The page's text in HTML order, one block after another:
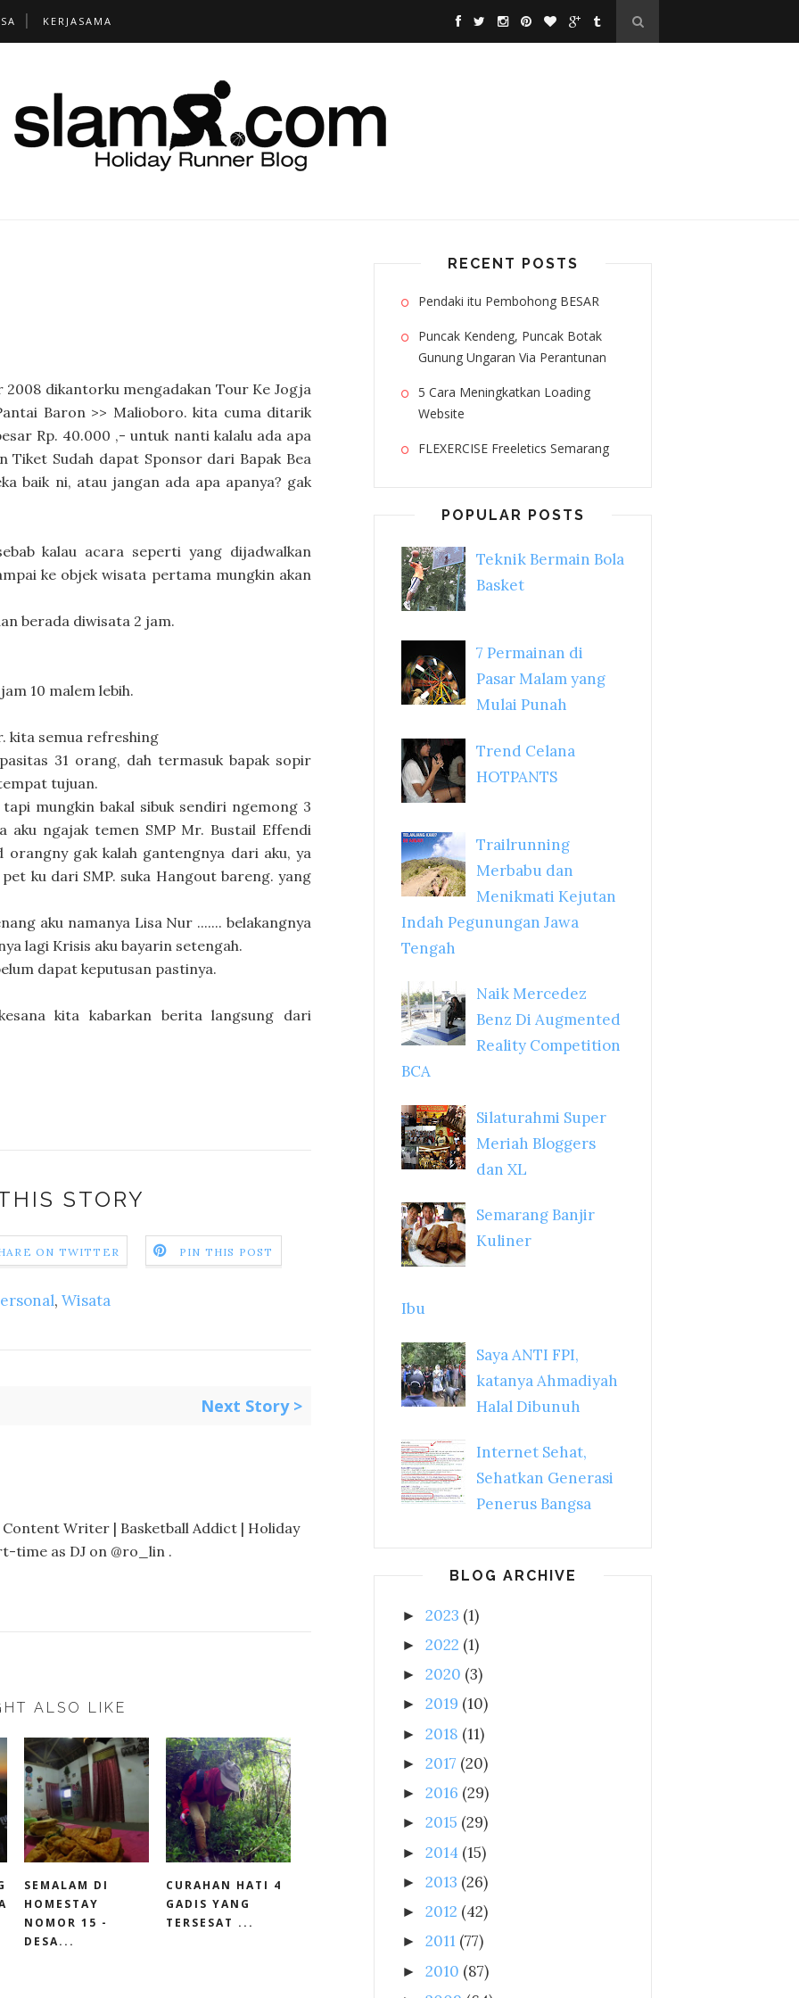
KERJASAMA
dikantorku mengadakan Tour Ke Jogja
Baron >> Malioboro. kita cuma ditarik
Rp. 40.000 ,- untuk nanti kalalu ada apa
Tiket Sudah dapat Sponsor dari Bapak Bea
baik ni, atau jangan ada apa apanya? gak
kalau acara seperti yang dijadwalkan
ke objek wisata pertama mungkin akan
berada diwisata 2 jam.
10 malem lebih.
kita semua refreshing
31 orang, dah termasuk bapak sopir
tujuan.
mungkin bakal sibuk sendiri ngemong 3
ngajak temen SMP Mr. Bustail Effendi
gak kalah gantengnya dari aku, ya
ku dari SMP. suka Hangout bareng. yang
aku namanya Lisa Nur ....... belakangnya
lagi Krisis aku bayarin setengah.
dapat keputusan pastinya.
kita kabarkan berita langsung dari
STORY
ON TWITTER PIN THIS POST
, Wisata
Next Story >
Writer | Basketball Addict | Holiday
time as DJ on @ro_lin .
ALSO LIKE
SEMALAM DI
HOMESTAY
NOMOR 15 -
DESA...
CURAHAN HATI 4
GADIS YANG
TERSESAT ...
RECENT POSTS
Pendaki itu Pembohong BESAR
Puncak Kendeng, Puncak Botak
Gunung Ungaran Via Perantunan
5 Cara Meningkatkan Loading
Website
FLEXERCISE Freeletics Semarang
POPULAR POSTS
Teknik Bermain Bola
Basket
7 Permainan di
Pasar Malam yang
Mulai Punah
Trend Celana
HOTPANTS
Trailrunning
Merbabu dan
Menikmati Kejutan
Indah Pegunungan Jawa
Tengah
Naik Mercedez
Benz Di Augmented
Reality Competition
BCA
Silaturahmi Super
Meriah Bloggers
dan XL
Semarang Banjir
Kuliner
Ibu
Saya ANTI FPI,
katanya Ahmadiyah
Halal Dibunuh
Internet Sehat,
Sehatkan Generasi
Penerus Bangsa
BLOG ARCHIVE
► 2023 (1)
► 2022 (1)
► 2020 (3)
► 2019 (10)
► 2018 (11)
► 2017 (20)
► 2016 (29)
► 2015 (29)
► 2014 (15)
► 2013 (26)
► 2012 (42)
► 2011 (77)
► 2010 (87)